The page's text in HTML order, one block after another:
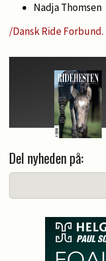
Nadja Thomsen
/Dansk Ride Forbund.
Del nyheden på: